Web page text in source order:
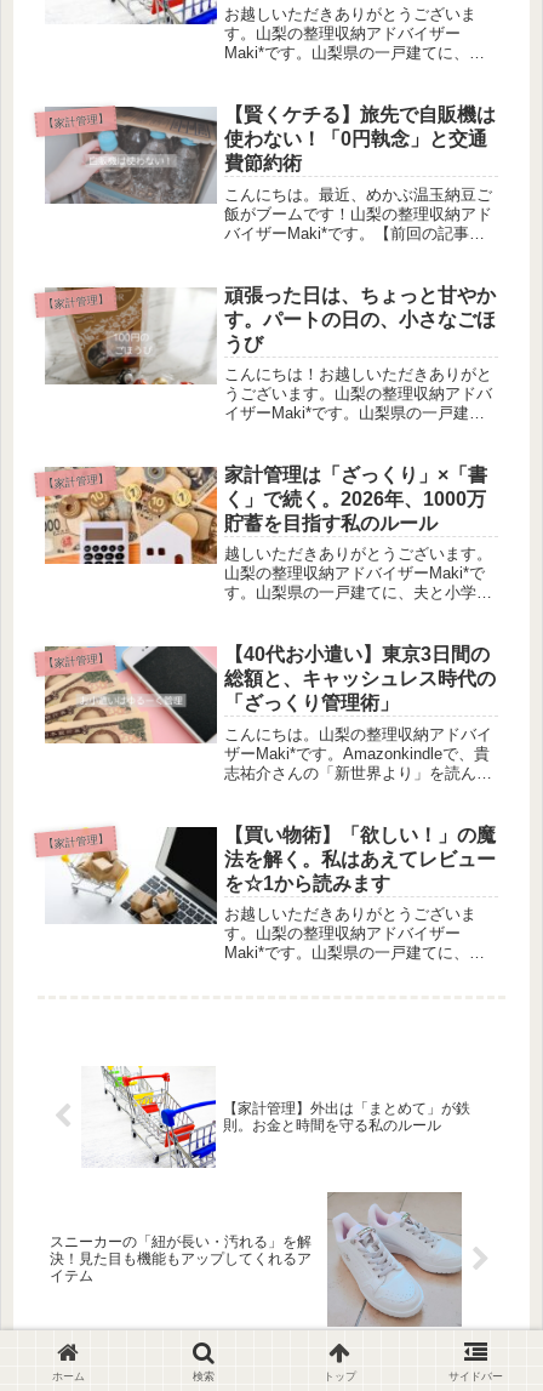
お越しいただきありがとうございま
す。山梨の整理収納アドバイザー
Maki*です。山梨県の一戸建てに、夫
して、これまでに20件ほどの片付けサ
ポートを経験。「心・モノ・お金を整
え...
【家計管理】
【賢くケチる】旅先で自販機は
使わない！「0円執念」と交通
費節約術
こんにちは。最近、めかぶ温玉納豆ご
飯がブームです！山梨の整理収納アド
バイザーMaki*です。【前回の記事】
徹底的に削る「超・ドケチ」なんで
す。笑今日は、今回の東京旅行で私
が...
【家計管理】
頑張った日は、ちょっと甘やか
す。パートの日の、小さなごほ
うび
こんにちは！お越しいただきありがと
うございます。山梨の整理収納アドバ
イザーMaki*です。山梨県の一戸建て
１級として、これまでに20件ほどの片
付けサポートを経験。「心・モノ...
【家計管理】
家計管理は「ざっくり」×「書
く」で続く。2026年、1000万
貯蓄を目指す私のルール
越しいただきありがとうございます。
山梨の整理収納アドバイザーMaki*で
す。山梨県の一戸建てに、夫と小学
て、これまでに20件ほどの片付けサポ
ートを経験。「心・モノ・お金を整え
る...
【家計管理】
【40代お小遣い】東京3日間の
総額と、キャッシュレス時代の
「ざっくり管理術」
こんにちは。山梨の整理収納アドバイ
ザーMaki*です。Amazonkindleで、貴
志祐介さんの「新世界より」を読んで
ダメですね。笑【前回の記事】先週ブ
ログに書いていた東京...
【家計管理】
【買い物術】「欲しい！」の魔
法を解く。私はあえてレビュー
を☆1から読みます
お越しいただきありがとうございま
す。山梨の整理収納アドバイザー
Maki*です。山梨県の一戸建てに、夫
【家計管理】外出は「まとめて」が鉄
則。お金と時間を守る私のルール
スニーカーの「紐が長い・汚れる」を解
決！見た目も機能もアップしてくれるア
イテム
ホーム 検索 トップ サイドバー